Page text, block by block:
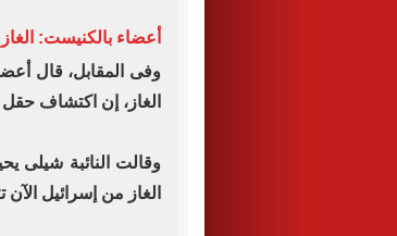
أعضاء بالكنيست:
وفى المقابل، قال
الغاز، إن اكتشاف
وقالت النائبة شيلى
الغاز من إسرائيل